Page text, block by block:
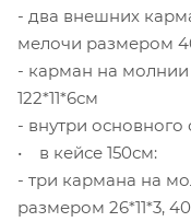
- два внешних
мелочи размером
- карман на молнии
122*11*6см
- внутри основного
• в кейсе 150см:
- три кармана на
размером 26*11*3,